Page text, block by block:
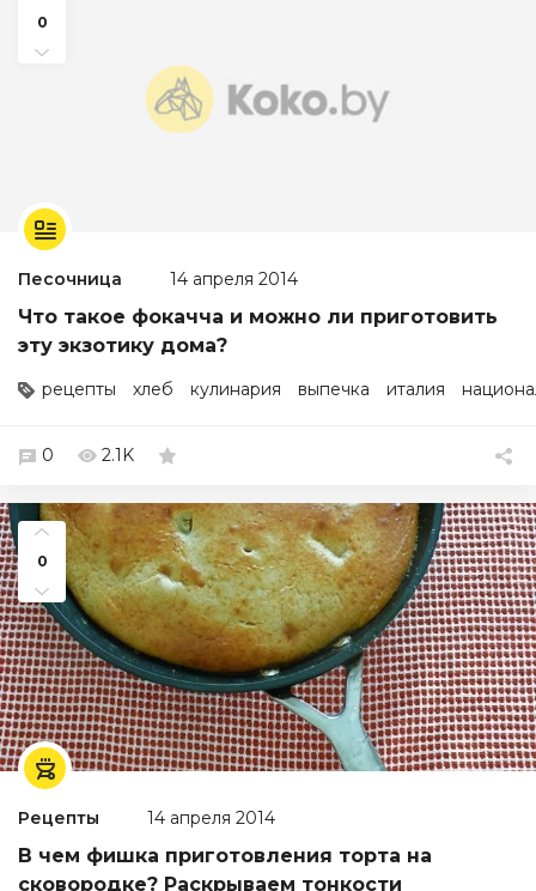
0
Песочница 14 апреля 2014
Что такое фокачча и можно ли приготовить
эту экзотику дома?
рецепты хлеб кулинария выпечка италия
0 2.1K
0
Рецепты 14 апреля 2014
В чем фишка приготовления торта на
сковородке? Раскрываем тонкости